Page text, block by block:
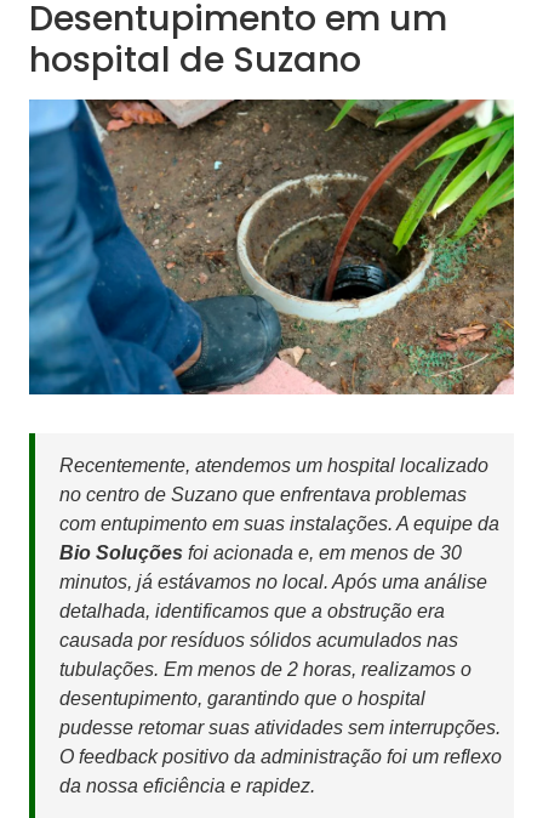
Desentupimento em um
hospital de Suzano
Recentemente, atendemos um hospital localizado
no centro de Suzano que enfrentava problemas
com entupimento em suas instalações. A equipe da
Bio Soluções foi acionada e, em menos de 30
minutos, já estávamos no local. Após uma análise
detalhada, identificamos que a obstrução era
causada por resíduos sólidos acumulados nas
tubulações. Em menos de 2 horas, realizamos o
desentupimento, garantindo que o hospital
pudesse retomar suas atividades sem interrupções.
O feedback positivo da administração foi um reflexo
da nossa eficiência e rapidez.